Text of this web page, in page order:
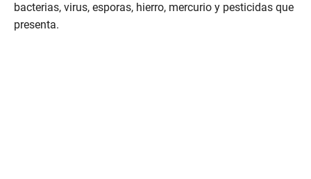
bacterias, virus, esporas, hierro, mercurio y pesticidas que
presenta.